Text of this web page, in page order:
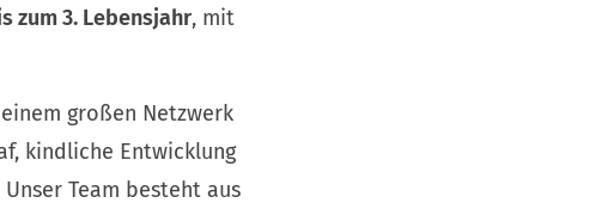
zum 3. Lebensjahr, mit
großen Netzwerk
kindliche Entwicklung
Team besteht aus